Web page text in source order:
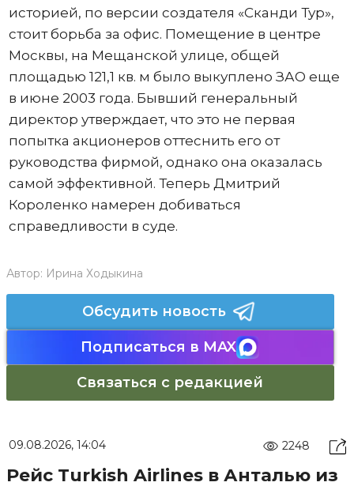
историей, по версии создателя «Сканди Тур»,
стоит борьба за офис. Помещение в центре
Москвы, на Мещанской улице, общей
площадью 121,1 кв. м было выкуплено ЗАО еще
в июне 2003 года. Бывший генеральный
директор утверждает, что это не первая
попытка акционеров оттеснить его от
руководства фирмой, однако она оказалась
самой эффективной. Теперь Дмитрий
Короленко намерен добиваться
справедливости в суде.
Автор: Ирина Ходыкина
Обсудить новость
Подписаться в MAX
Связаться с редакцией
09.08.2026, 14:04 2248
Рейс Turkish Airlines в Анталью из